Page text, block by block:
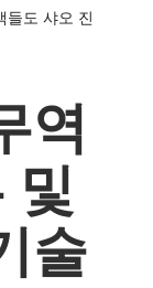
들도 샤오 진
역
및
술